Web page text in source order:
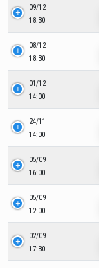
09/12
18:30
08/12
18:30
01/12
14:00
24/11
14:00
05/09
16:00
05/09
12:00
02/09
17:30